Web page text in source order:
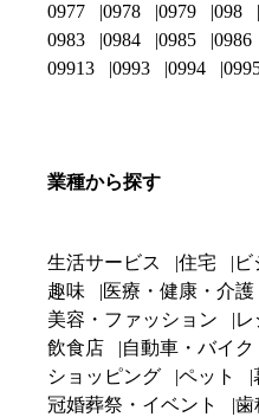
0977
0978 0979 098
0983
0984 0985 0986
09913
0993 0994
業種から探す
生活サービス 住宅 ビ
趣味
医療・健康・介護
美容・ファッション
飲食店
自動車・バイク
ショッピング
ペット
冠婚葬祭・イベント
歯